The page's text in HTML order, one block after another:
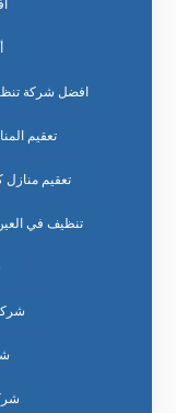
افضل شركة
تعقيم
تعقيم منازل
تنظيف في